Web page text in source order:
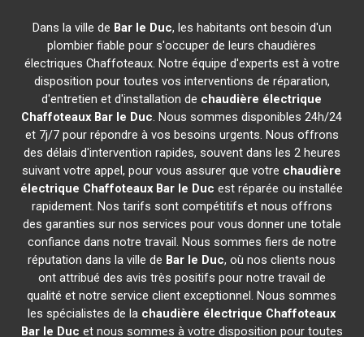
Dans la ville de Bar le Duc, les habitants ont besoin d'un
plombier fiable pour s'occuper de leurs chaudières
électriques Chaffoteaux. Notre équipe d'experts est à votre
disposition pour toutes vos interventions de réparation,
d'entretien et d'installation de chaudière électrique
Chaffoteaux Bar le Duc. Nous sommes disponibles 24h/24
et 7j/7 pour répondre à vos besoins urgents. Nous offrons
des délais d'intervention rapides, souvent dans les 2 heures
suivant votre appel, pour vous assurer que votre chaudière
électrique Chaffoteaux Bar le Duc est réparée ou installée
rapidement. Nos tarifs sont compétitifs et nous offrons
des garanties sur nos services pour vous donner une totale
confiance dans notre travail. Nous sommes fiers de notre
réputation dans la ville de Bar le Duc, où nos clients nous
ont attribué des avis très positifs pour notre travail de
qualité et notre service client exceptionnel. Nous sommes
les spécialistes de la chaudière électrique Chaffoteaux
Bar le Duc et nous sommes à votre disposition pour toutes